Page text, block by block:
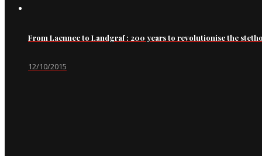
From Laennec to Landgraf : 200 years to revolutionise the
12/10/2015